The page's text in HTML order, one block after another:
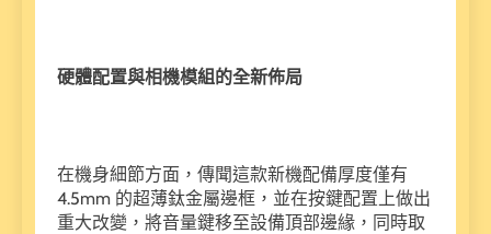
硬體配置與相機模組的全新佈局
在機身細節方面，傳聞這款新機配備厚度僅有
4.5mm 的超薄鈦金屬邊框，並在按鍵配置上做出
重大改變，將音量鍵移至設備頂部邊緣，同時取